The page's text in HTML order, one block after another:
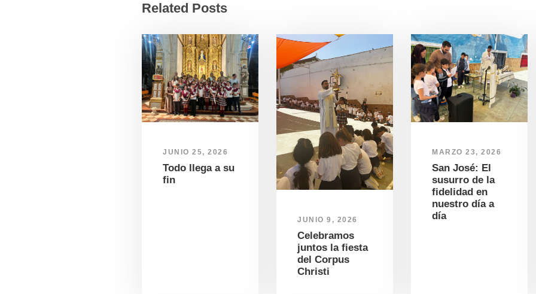
Related Posts
JUNIO 25, 2026
Todo llega a su
fin
JUNIO 9, 2026
Celebramos
juntos la fiesta
del Corpus
Christi
MARZO 23, 2026
San José: El
susurro de la
fidelidad en
nuestro día a
día